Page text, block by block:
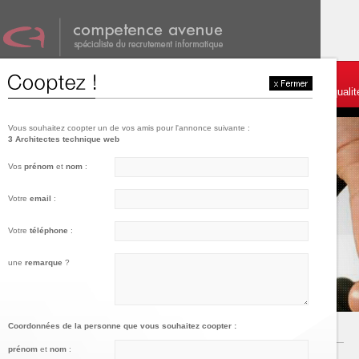
001
Témoignages et services
003
Charte de
Vous souhaitez coopter un de vos amis pour l'annonce suivante :
3 Architectes technique web
Vos prénom et nom :
Votre email :
Votre téléphone :
une remarque ?
Coordonnées de la personne que vous souhaitez coopter :
prénom et nom :